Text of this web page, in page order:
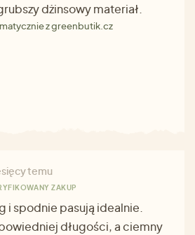
dżinsowy materiał.
z greenbutik.cz
temu
ZAKUP
i spodnie pasują idealnie.
długości, a ciemny